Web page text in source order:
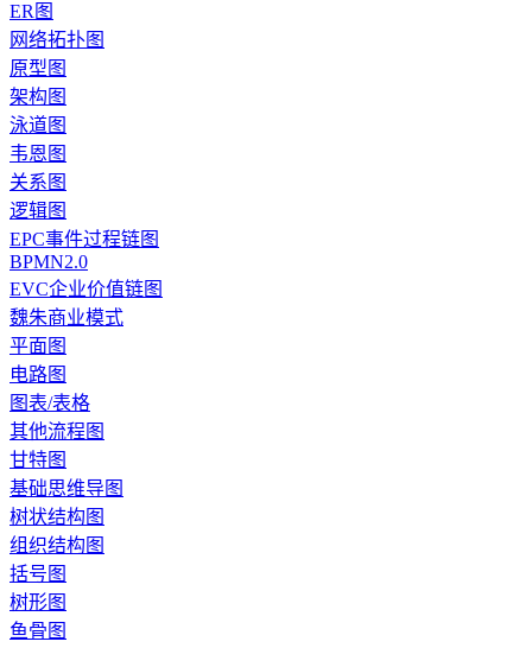
ER图
网络拓扑图
原型图
架构图
泳道图
韦恩图
关系图
逻辑图
EPC事件过程链图
BPMN2.0
EVC企业价值链图
魏朱商业模式
平面图
电路图
图表/表格
其他流程图
甘特图
基础思维导图
树状结构图
组织结构图
括号图
树形图
鱼骨图